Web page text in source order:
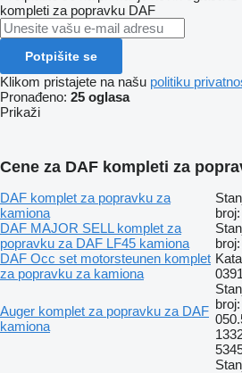
kompleti za popravku DAF
Potpišite se
Klikom pristajete na našu politiku
Pronađeno: 25 oglasa
Prikaži
Cene za DAF kompleti za
DAF komplet za popravku za
kamiona
DAF MAJOR SELL komplet za
popravku za DAF LF45 kamiona
DAF Occ set motorsteunen komplet
za popravku za kamiona
Auger komplet za popravku za DAF
kamiona